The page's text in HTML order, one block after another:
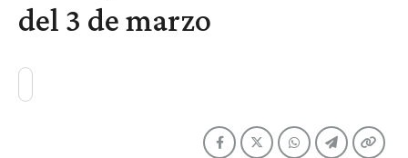
del 3 de marzo